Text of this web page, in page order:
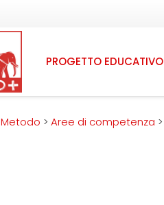
PROGETTO EDUCATIVO
Metodo > Aree di competenza >